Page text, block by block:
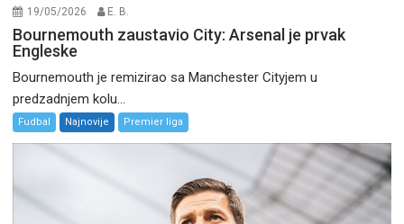
19/05/2026 E. B.
Bournemouth zaustavio City: Arsenal je prvak
Engleske
Bournemouth je remizirao sa Manchester Cityjem u
predzadnjem kolu...
Fudbal Najnovije Premier liga